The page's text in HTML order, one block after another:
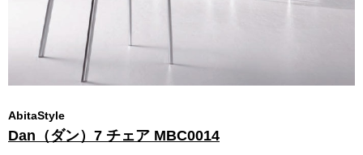
AbitaStyle
Dan（ダン）7 チェア MBC0014